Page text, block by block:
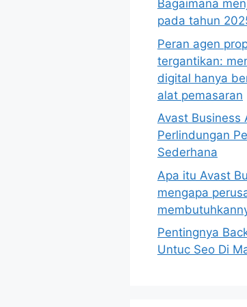
Bagaimana
pada tahun
Peran agen
tergantikan:
digital hanya
alat pemasaran
Avast Business
Perlindungan
Sederhana
Apa itu Avast
mengapa
Pentingnya
Untuc Seo Di